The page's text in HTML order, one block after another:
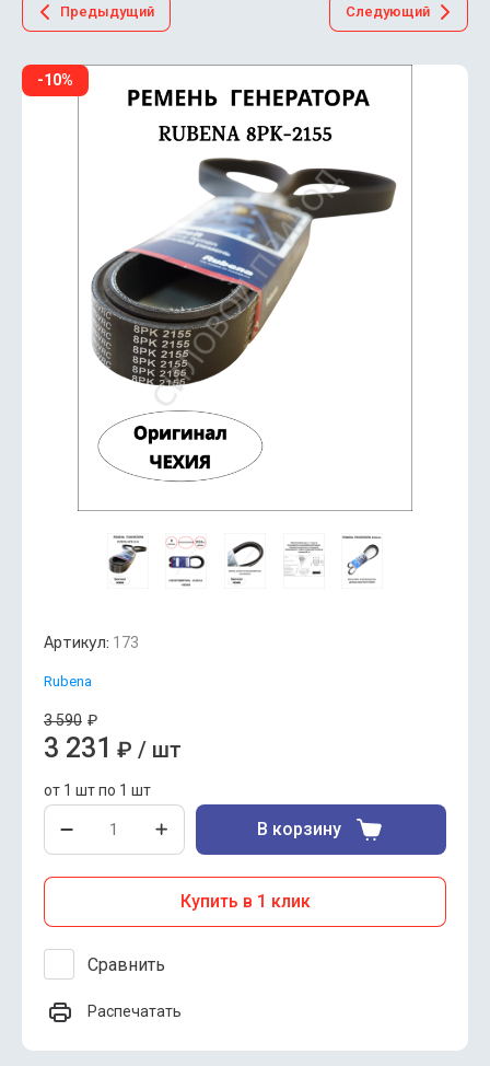
Предыдущий Следующий
-10%
Артикул: 173
Rubena
3 590 ₽
3 231 ₽ / шт
от 1 шт по 1 шт
В корзину
Купить в 1 клик
Сравнить
Распечатать